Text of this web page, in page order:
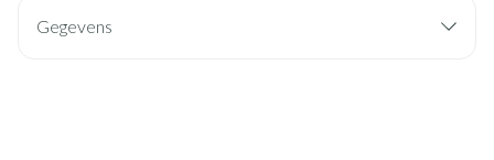
Gegevens